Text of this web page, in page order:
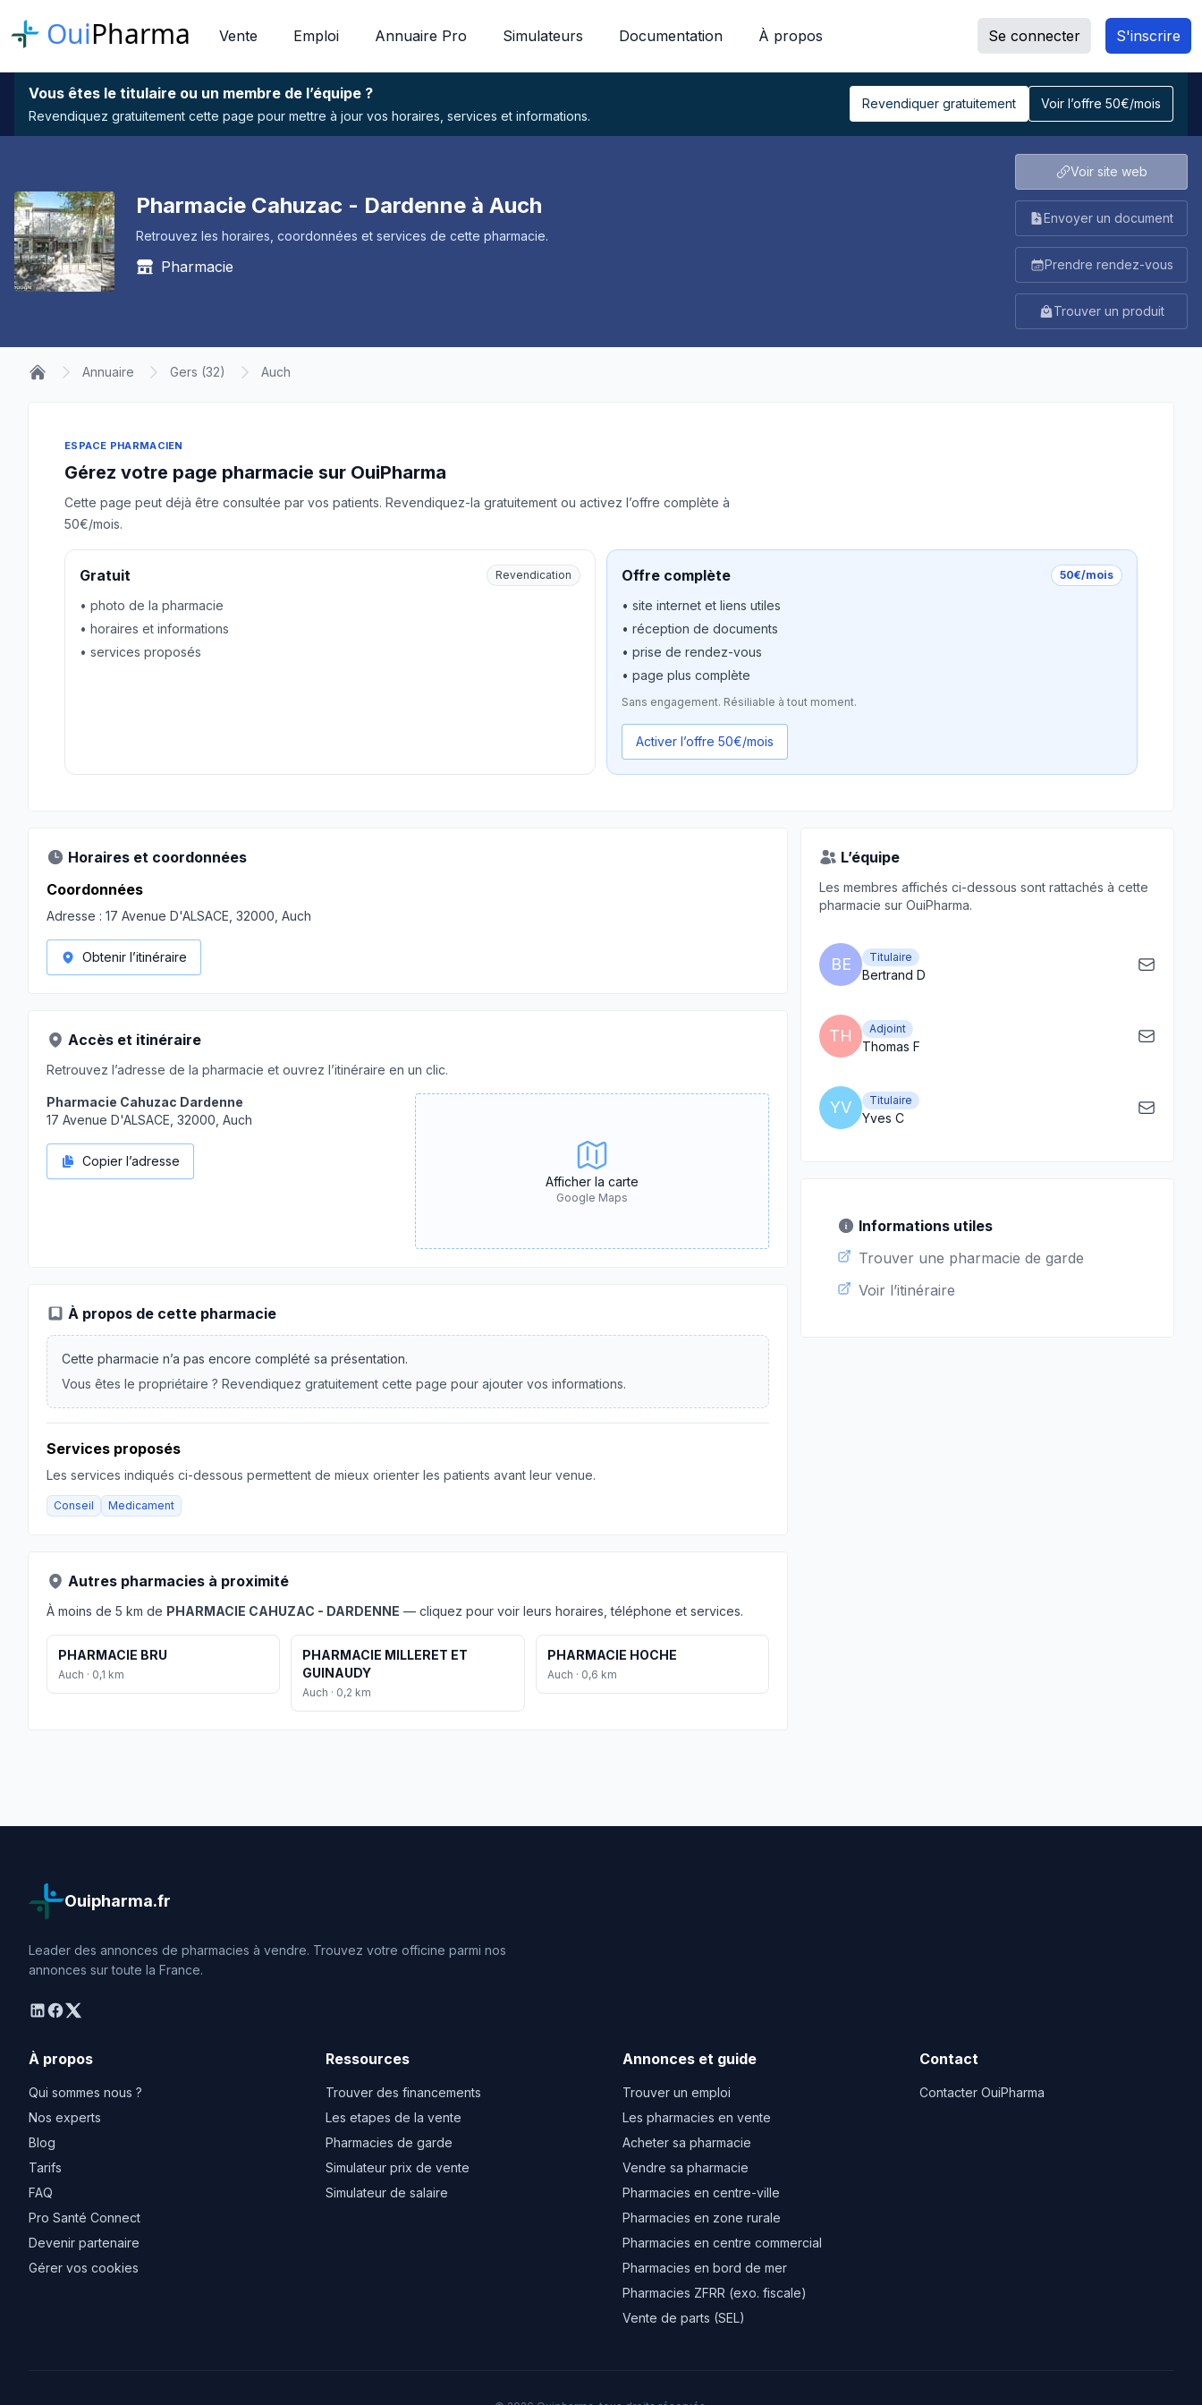
OuiPharma Vente Emploi Annuaire Pro Simulateurs Documentation À propos Se connecter S'inscrire
Vous êtes le titulaire ou un membre de l’équipe ?
Revendiquez gratuitement cette page pour mettre à jour vos horaires, services et informations.
Revendiquer gratuitement Voir l’offre 50€/mois
Pharmacie Cahuzac - Dardenne à Auch
Retrouvez les horaires, coordonnées et services de cette pharmacie.
Pharmacie
Voir site web
Envoyer un document
Prendre rendez-vous
Trouver un produit
Annuaire Gers (32) Auch
ESPACE PHARMACIEN
Gérez votre page pharmacie sur OuiPharma
Cette page peut déjà être consultée par vos patients. Revendiquez-la gratuitement ou activez l’offre complète à
50€/mois.
Gratuit Revendication
• photo de la pharmacie
• horaires et informations
• services proposés
Offre complète 50€/mois
• site internet et liens utiles
• réception de documents
• prise de rendez-vous
• page plus complète
Sans engagement. Résiliable à tout moment.
Activer l’offre 50€/mois
Horaires et coordonnées
Coordonnées
Adresse : 17 Avenue D'ALSACE, 32000, Auch
Obtenir l’itinéraire
Accès et itinéraire
Retrouvez l’adresse de la pharmacie et ouvrez l’itinéraire en un clic.
Pharmacie Cahuzac Dardenne
17 Avenue D'ALSACE, 32000, Auch
Copier l’adresse
Afficher la carte
Google Maps
À propos de cette pharmacie
Cette pharmacie n’a pas encore complété sa présentation.
Vous êtes le propriétaire ? Revendiquez gratuitement cette page pour ajouter vos informations.
Services proposés
Les services indiqués ci-dessous permettent de mieux orienter les patients avant leur venue.
Conseil Medicament
Autres pharmacies à proximité
À moins de 5 km de PHARMACIE CAHUZAC - DARDENNE — cliquez pour voir leurs horaires, téléphone et services.
PHARMACIE BRU
Auch · 0,1 km
PHARMACIE MILLERET ET
GUINAUDY
Auch · 0,2 km
PHARMACIE HOCHE
Auch · 0,6 km
L’équipe
Les membres affichés ci-dessous sont rattachés à cette
pharmacie sur OuiPharma.
BE Titulaire
Bertrand D
TH Adjoint
Thomas F
YV Titulaire
Yves C
Informations utiles
Trouver une pharmacie de garde
Voir l’itinéraire
Ouipharma.fr
Leader des annonces de pharmacies à vendre. Trouvez votre officine parmi nos
annonces sur toute la France.
linkedin
facebook
twitter
À propos
Qui sommes nous ?
Nos experts
Blog
Tarifs
FAQ
Pro Santé Connect
Devenir partenaire
Gérer vos cookies
Ressources
Trouver des financements
Les etapes de la vente
Pharmacies de garde
Simulateur prix de vente
Simulateur de salaire
Annonces et guide
Trouver un emploi
Les pharmacies en vente
Acheter sa pharmacie
Vendre sa pharmacie
Pharmacies en centre-ville
Pharmacies en zone rurale
Pharmacies en centre commercial
Pharmacies en bord de mer
Pharmacies ZFRR (exo. fiscale)
Vente de parts (SEL)
Contact
Contacter OuiPharma